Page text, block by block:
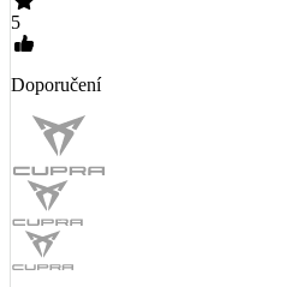
5
Doporučení